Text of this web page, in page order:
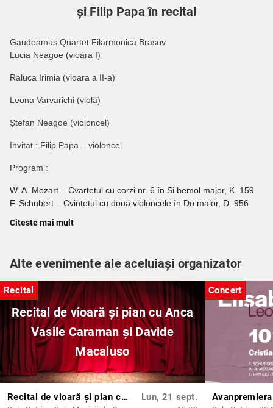
și Filip Papa în recital
Gaudeamus Quartet Filarmonica Brasov
Lucia Neagoe (vioara I)
Raluca Irimia (vioara a II-a)
Leona Varvarichi (violă)
Ștefan Neagoe (violoncel)
Invitat : Filip Papa – violoncel
Program :
W. A. Mozart – Cvartetul cu corzi nr. 6 în Si bemol major, K. 159
F. Schubert – Cvintetul cu două violoncele în Do major, D. 956
Biletele se găsesc și la casieria Filarmonicii Brașov, unde sunt
Telefon casierie: 0368 409 752.
Accesul la concertele din Sala Patria nu este permis copiilor sub 6
ani. Vă mulțumim pentru înțelegere.
Accesul în sala de concerte se face începând cu ora 18:30 până
la ora 19.
Dacă, din întâmplare ajungeți după începerea concertului, vă
rugăm respectuos să intrați în sală sau între părțile pieselor sau
la aplauze.
Pentru buna desfășurare a actului artistic, publicul spectator este
Citeste mai mult
Alte evenimente ale aceluiași organizator
Recital
Recital de vioară și pian cu Anca
Vasile Caraman și Davide
Macaluso
Recital de vioară și pian cu Anca Vasile Caraman și Davide Macaluso Lun, 21 sept.
Concert